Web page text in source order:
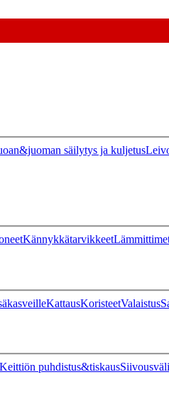
säilytys ja kuljetus
Kännykkätarvikkeet
KattausKoristeetValaistus
Keittiön puhdistus&tiskaus